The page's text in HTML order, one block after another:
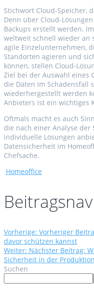
Stichwort Cloud-Speicher,
Denn über Cloud-
Backups erstellt werden.
weltweit schnell wieder an
agile Einzelunternehmen,
Standorten agieren und
können, stellen Cloud-
Ziel bei der Auswahl eines
die Daten im Schadensfall
wiederhergestellt werden
Anbieters ist ein wichtiges
Oftmals macht es auch
die nach einer Analyse
individuelle Lösungen
Datensicherheit im
Chefsache.
Homeoffice
Vorherige: Vorheriger
davor schützen kannst
Weiter: Nächster Beitrag:
Sicherheit in der Produktion
Suchen